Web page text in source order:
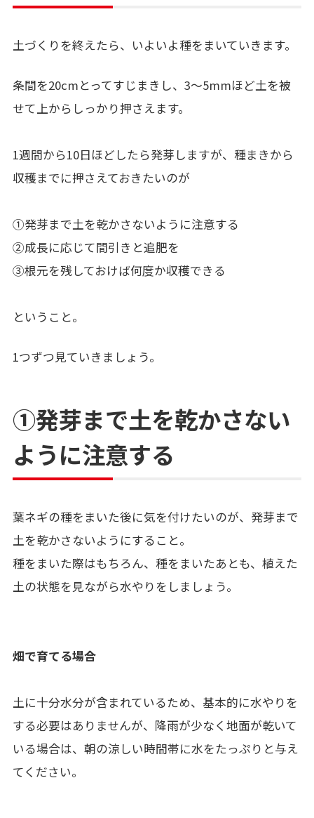
土づくりを終えたら、いよいよ種をまいていきます。
条間を20cmとってすじまきし、3～5mmほど土を被
せて上からしっかり押さえます。
1週間から10日ほどしたら発芽しますが、種まきから
収穫までに押さえておきたいのが
①発芽まで土を乾かさないように注意する
②成長に応じて間引きと追肥を
③根元を残しておけば何度か収穫できる
ということ。
1つずつ見ていきましょう。
①発芽まで土を乾かさない
ように注意する
葉ネギの種をまいた後に気を付けたいのが、発芽まで
土を乾かさないようにすること。
種をまいた際はもちろん、種をまいたあとも、植えた
土の状態を見ながら水やりをしましょう。
畑で育てる場合
土に十分水分が含まれているため、基本的に水やりを
する必要はありませんが、降雨が少なく地面が乾いて
いる場合は、朝の涼しい時間帯に水をたっぷりと与え
てください。